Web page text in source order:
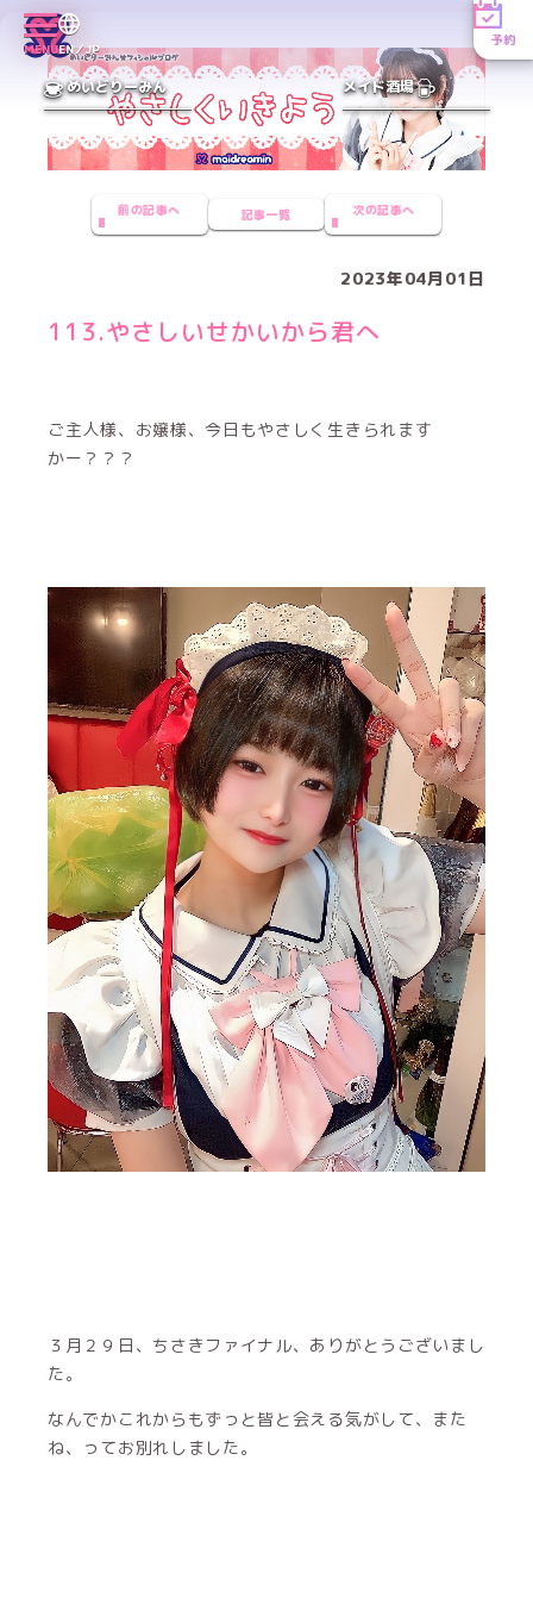
MENUEN／JP
予約
めいどりーみん メイド酒場
前の記事へ 記事一覧 次の記事へ
2023年04月01日
113.やさしいせかいから君へ
ご主人様、お嬢様、今日もやさしく生きられます
かー？？？
３月２９日、ちさきファイナル、ありがとうございまし
た。
なんでかこれからもずっと皆と会える気がして、また
ね、ってお別れしました。